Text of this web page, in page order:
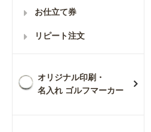
お仕立て券
リピート注文
オリジナル印刷・
名入れ ゴルフマーカー